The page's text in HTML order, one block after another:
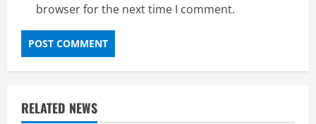
browser for the next time I comment.
RELATED NEWS